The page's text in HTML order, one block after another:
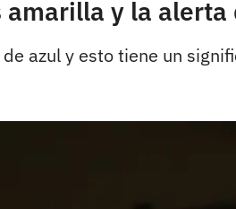
y la
azul y esto tiene un